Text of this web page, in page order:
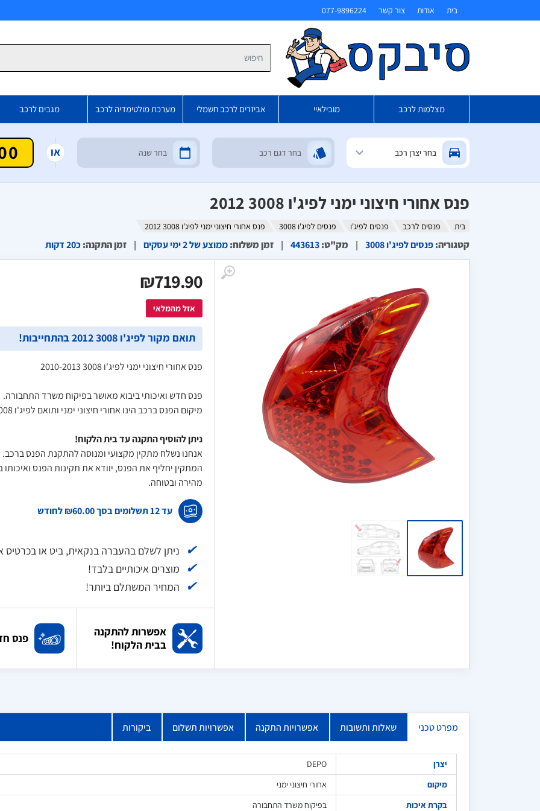
בית אודות צור קשר 077-9896224
מצלמות לרכב מובילאיי אביזרים לרכב חשמלי מערכת מולטימדיה לרכב מגבים לרכב
חפש
או
כרטיס סים 50GB גלישה –
התקנת מסך עם מצלמת רוורס
לרכב מסחרי - כולל התקנה עד
בית הלקוח!
TurboCharge 3A – עוצמה
בית הלקוח!
פנס אחורי חיצוני ימני לפיג'ו 3008 2012
בית פנסים לרכב פנסים לפיג'ו פנסים לפיג'ו 3008 פנס אחורי חיצוני ימני לפיג'ו 3008 2012
קטגוריה:פנסים לפיג'ו 3008 מק"ט: זמן משלוח:ממוצע של 2 ימי עסקים זמן התקנה:כ20 דקות
₪719.90
אזל מהמלאי
תואם מקור לפיג'ו 3008 2012 בהתחייבות!
פנס אחורי חיצוני ימני לפיג'ו 3008 2010-2013
פנס חדש ואיכותי ביבוא מאושר בפיקוח משרד התחבורה.
מיקום הפנס ברכב הינו אחורי חיצוני ימני ותואם לפיג'ו 3008 2012 בהתחייבות מלאה!
ניתן להוסיף התקנה עד בית הלקוח!
אנחנו נשלח מתקין מקצועי ומנוסה להתקנת הפנס ברכב.
המתקין יחליף את הפנס, יוודא את תקינות הפנס
מהירה ובטוחה.
עד 12 תשלומים בסך ₪60.00לחודש
✔ ניתן לשלם בהעברה בנקאית, ביט או בכרטיס אשראי עד 12
✔ מוצרים איכותיים בלבד!
✔ המחיר המשתלם ביותר!
אפשרות להתקנה
בבית הלקוח!
פנס
מפרט טכני שאלות ותשובות אפשרויות התקנה אפשרויות תשלום ביקורות
יצרן
DEPO
מיקום
אחורי חיצוני ימני
בקרת איכות
בפיקוח משרד התחבורה